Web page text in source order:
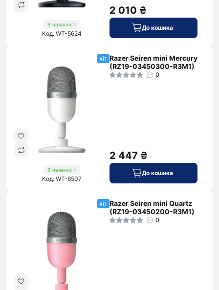
В наявності
Код: WT-5624
2 010 ₴
До кошика
хіт
В наявності
Код: WT-6507
Razer Seiren mini Mercury
(RZ19-03450300-R3M1)
0
2 447 ₴
До кошика
хіт Razer Seiren mini Quartz
(RZ19-03450200-R3M1)
0